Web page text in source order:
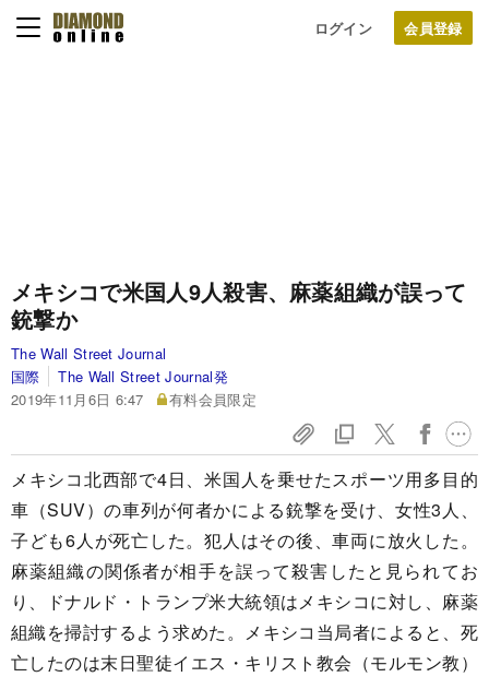
ログイン
メキシコで米国人9人殺害、麻薬組織が誤って
銃撃か
The Wall Street Journal
国際
The Wall Street Journal発
2019年11月6日 6:47
有料会員限定
メキシコ北西部で4日、米国人を乗せたスポーツ用多目的
車（SUV）の車列が何者かによる銃撃を受け、女性3人、
子ども6人が死亡した。犯人はその後、車両に放火した。
麻薬組織の関係者が相手を誤って殺害したと見られてお
り、ドナルド・トランプ米大統領はメキシコに対し、麻薬
組織を掃討するよう求めた。メキシコ当局者によると、死
亡したのは末日聖徒イエス・キリスト教会（モルモン教）